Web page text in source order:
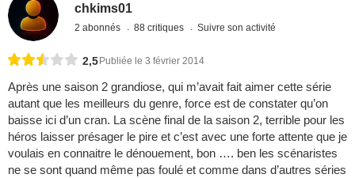
chkims01
2 abonnés 88 critiques Suivre son activité
2,5Publiée le 3 février 2014
Après une saison 2 grandiose, qui m’avait fait aimer cette série
autant que les meilleurs du genre, force est de constater qu’on
baisse ici d’un cran. La scène final de la saison 2, terrible pour les
héros laisser présager le pire et c’est avec une forte attente que je
voulais en connaitre le dénouement, bon …. ben les scénaristes
ne se sont quand même pas foulé et comme dans d’autres séries